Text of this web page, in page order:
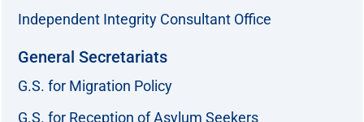
Independent Integrity Consultant Office
General Secretariats
G.S. for Migration Policy
G.S. for Reception of Asylum Seekers